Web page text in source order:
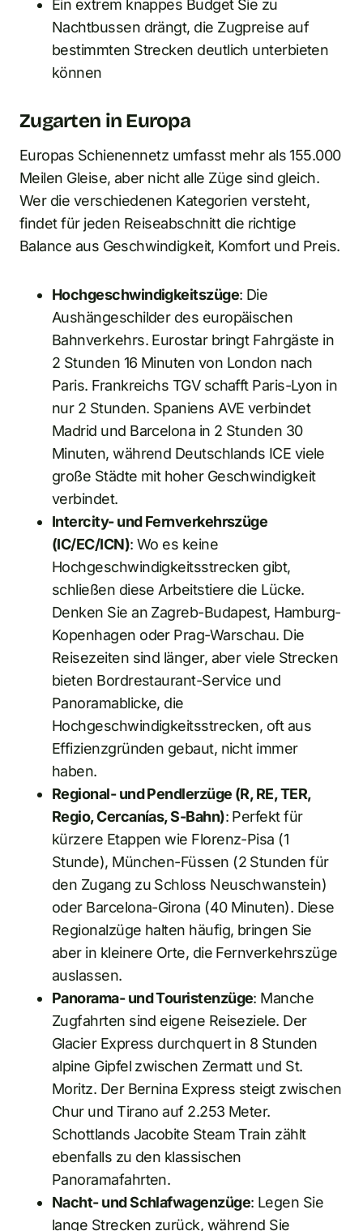
Ein extrem knappes Budget Sie zu
Nachtbussen drängt, die Zugpreise auf
bestimmten Strecken deutlich unterbieten
können
Zugarten in Europa
Europas Schienennetz umfasst mehr als 155.000
Meilen Gleise, aber nicht alle Züge sind gleich.
Wer die verschiedenen Kategorien versteht,
findet für jeden Reiseabschnitt die richtige
Balance aus Geschwindigkeit, Komfort und Preis.
Hochgeschwindigkeitszüge: Die
Aushängeschilder des europäischen
Bahnverkehrs. Eurostar bringt Fahrgäste in
2 Stunden 16 Minuten von London nach
Paris. Frankreichs TGV schafft Paris-Lyon in
nur 2 Stunden. Spaniens AVE verbindet
Madrid und Barcelona in 2 Stunden 30
Minuten, während Deutschlands ICE viele
große Städte mit hoher Geschwindigkeit
verbindet.
Intercity- und Fernverkehrszüge
(IC/EC/ICN): Wo es keine
Hochgeschwindigkeitsstrecken gibt,
schließen diese Arbeitstiere die Lücke.
Denken Sie an Zagreb-Budapest, Hamburg-
Kopenhagen oder Prag-Warschau. Die
Reisezeiten sind länger, aber viele Strecken
bieten Bordrestaurant-Service und
Panoramablicke, die
Hochgeschwindigkeitsstrecken, oft aus
Effizienzgründen gebaut, nicht immer
haben.
Regional- und Pendlerzüge (R, RE, TER,
Regio, Cercanías, S-Bahn): Perfekt für
kürzere Etappen wie Florenz-Pisa (1
Stunde), München-Füssen (2 Stunden für
den Zugang zu Schloss Neuschwanstein)
oder Barcelona-Girona (40 Minuten). Diese
Regionalzüge halten häufig, bringen Sie
aber in kleinere Orte, die Fernverkehrszüge
auslassen.
Panorama- und Touristenzüge: Manche
Zugfahrten sind eigene Reiseziele. Der
Glacier Express durchquert in 8 Stunden
alpine Gipfel zwischen Zermatt und St.
Moritz. Der Bernina Express steigt zwischen
Chur und Tirano auf 2.253 Meter.
Schottlands Jacobite Steam Train zählt
ebenfalls zu den klassischen
Panoramafahrten.
Nacht- und Schlafwagenzüge: Legen Sie
lange Strecken zurück, während Sie